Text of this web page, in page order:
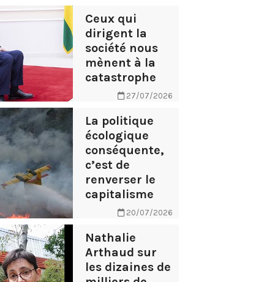
Ceux qui
dirigent la
société nous
mènent à la
catastrophe
27/07/2026
La politique
écologique
conséquente,
c’est de
renverser le
capitalisme
20/07/2026
Nathalie
Arthaud sur
les dizaines de